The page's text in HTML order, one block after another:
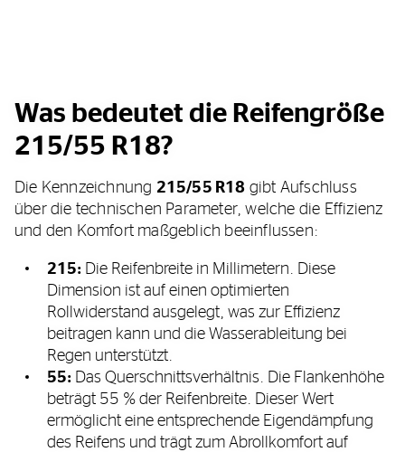
Was bedeutet die Reifengröße
215/55 R18?
Die Kennzeichnung 215/55 R18 gibt Aufschluss
über die technischen Parameter, welche die Effizienz
und den Komfort maßgeblich beeinflussen:
215: Die Reifenbreite in Millimetern. Diese
Dimension ist auf einen optimierten
Rollwiderstand ausgelegt, was zur Effizienz
beitragen kann und die Wasserableitung bei
Regen unterstützt.
55: Das Querschnittsverhältnis. Die Flankenhöhe
beträgt 55 % der Reifenbreite. Dieser Wert
ermöglicht eine entsprechende Eigendämpfung
des Reifens und trägt zum Abrollkomfort auf